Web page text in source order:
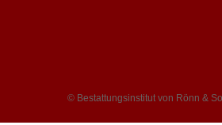
© Bestattungsinstitut von Rönn &